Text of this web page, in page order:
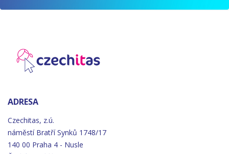
ADRESA
Czechitas, z.ú.
náměstí Bratří Synků 1748/17
140 00 Praha 4 - Nusle